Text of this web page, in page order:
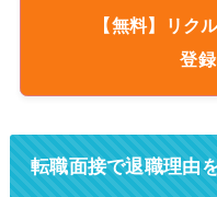
【無料】リク
登
転職面接で退職理由